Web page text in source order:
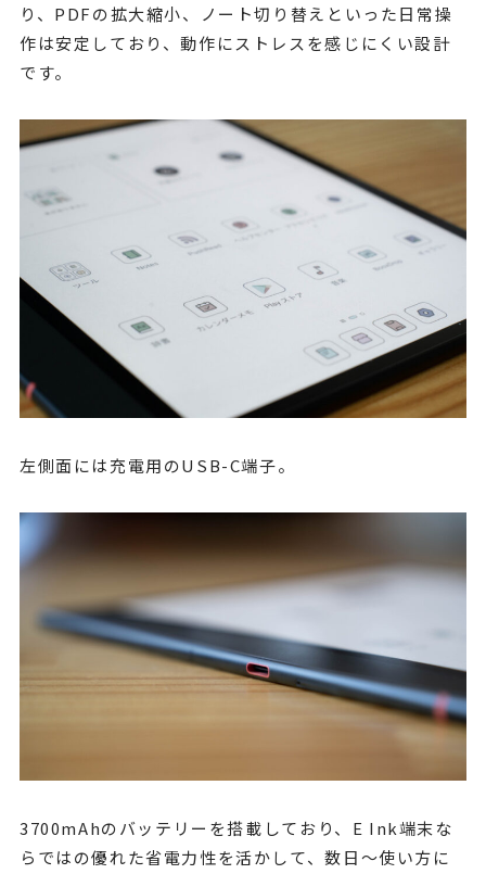
り、PDFの拡大縮小、ノート切り替えといった日常操
作は安定しており、動作にストレスを感じにくい設計
です。
左側面には充電用のUSB-C端子。
3700mAhのバッテリーを搭載しており、E Ink端末な
らではの優れた省電力性を活かして、数日〜使い方に